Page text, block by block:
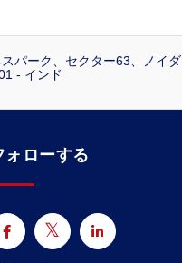
パーク、セクター63、ノイダ
- インド
ォローする